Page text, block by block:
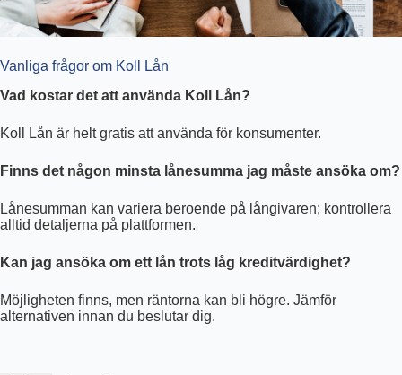
Vanliga frågor om Koll Lån
Vad kostar det att använda Koll Lån?
Koll Lån är helt gratis att använda för konsumenter.
Finns det någon minsta lånesumma jag måste ansöka om?
Lånesumman kan variera beroende på långivaren; kontrollera
alltid detaljerna på plattformen.
Kan jag ansöka om ett lån trots låg kreditvärdighet?
Möjligheten finns, men räntorna kan bli högre. Jämför
alternativen innan du beslutar dig.